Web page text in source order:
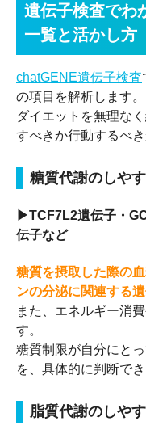
遺伝子検査でわ
一覧と活かし方
chatGENE遺伝子検査
の項目を解析します。
ダイエットを無理な
すべきか行動するべき
糖質代謝のしや
▶TCF7L2遺伝子・
伝子など
糖質を摂取した際の
ンの分泌に関連する遺
また、エネルギー消
す。
糖質制限が自分にと
を、具体的に判断で
脂質代謝のしや